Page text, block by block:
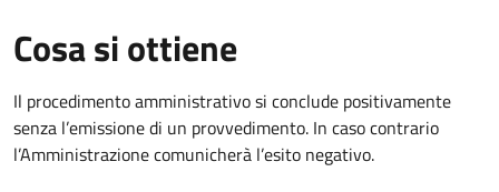
Cosa si ottiene
Il procedimento amministrativo si conclude positivamente
senza l’emissione di un provvedimento. In caso contrario
l’Amministrazione comunicherà l’esito negativo.